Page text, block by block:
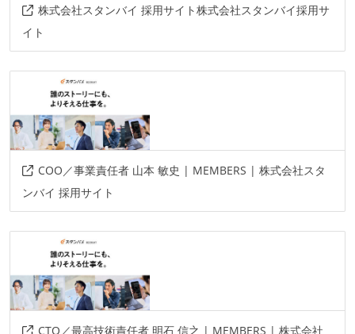
株式会社スタンバイ 採用サイト株式会社スタンバイ採用サ
イト
COO／事業責任者 山本 敏史 | MEMBERS | 株式会社スタ
ンバイ 採用サイト
CTO／最高技術責任者 明石 信之 | MEMBERS | 株式会社